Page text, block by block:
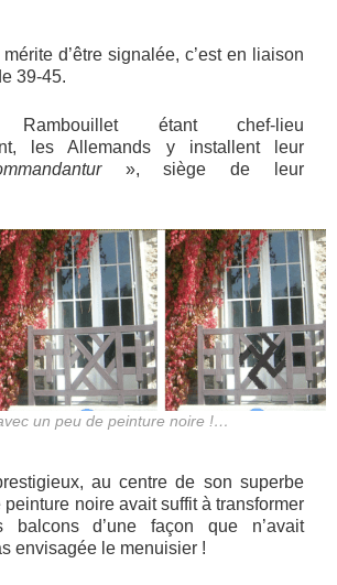
d’être signalée, c’est en liaison
39-45.
étant chef-lieu
les Allemands y installent leur
», siège de leur
un peu de peinture noire !…
au centre de son superbe
peinture noire avait suffit à transformer
balcons d’une façon que n’avait
envisagée le menuisier !